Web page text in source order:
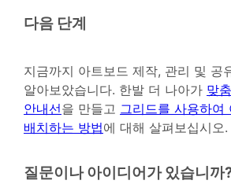
다음 단계
지금까지 아트보드 제작, 관리 및 공
알아보았습니다. 한발 더 나아가 맞
안내선을 만들고 그리드를 사용하여
배치하는 방법에 대해 살펴보십시오.
질문이나 아이디어가 있습니까